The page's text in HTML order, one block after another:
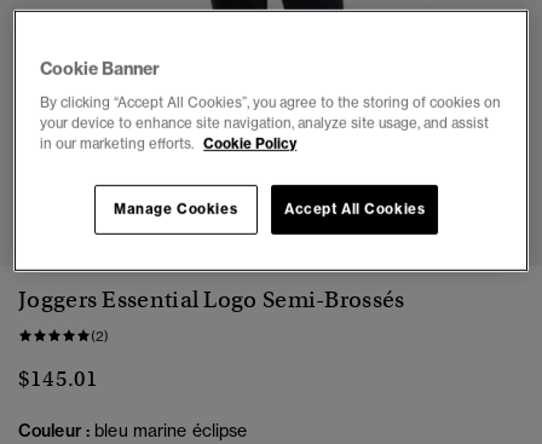
2 6 7
Joggers Essential Logo Semi-Brossés
(2)
$145.01
Couleur : bleu marine éclipse
Cookie Banner
By clicking “Accept All Cookies”, you agree to the storing of cookies on
your device to enhance site navigation, analyze site usage, and assist
in our marketing efforts. Cookie Policy
Accept All Cookies
Manage Cookies